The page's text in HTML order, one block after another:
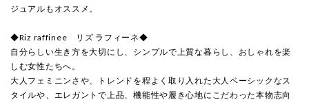
ジュアルもオススメ。
◆Riz raffinee リズ ラフィーネ◆
自分らしい生き方を大切にし、シンプルで上質な暮らし、おしゃれを楽
しむ女性たちへ。
大人フェミニンさや、トレンドを程よく取り入れた大人ベーシックなス
タイルや、エレガントで上品、機能性や履き心地にこだわった本物志向